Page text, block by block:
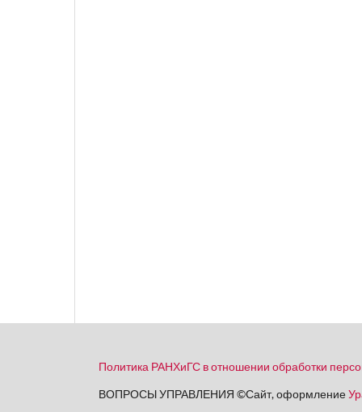
Политика РАНХиГС в отношении обработки
ВОПРОСЫ УПРАВЛЕНИЯ ©Сайт, оформление